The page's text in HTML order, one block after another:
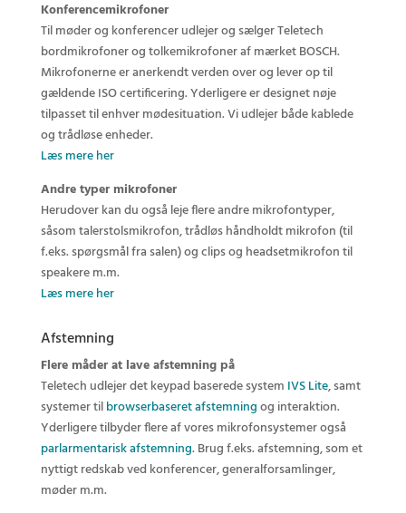
Konferencemikrofoner
Til møder og konferencer udlejer og sælger Teletech
bordmikrofoner og tolkemikrofoner af mærket BOSCH.
Mikrofonerne er anerkendt verden over og lever op til
gældende ISO certificering. Yderligere er designet nøje
tilpasset til enhver mødesituation. Vi udlejer både kablede
og trådløse enheder.
Læs mere her
Andre typer mikrofoner
Herudover kan du også leje flere andre mikrofontyper,
såsom talerstolsmikrofon, trådløs håndholdt mikrofon (til
f.eks. spørgsmål fra salen) og clips og headsetmikrofon til
speakere m.m.
Læs mere her
Afstemning
Flere måder at lave afstemning på
Teletech udlejer det keypad baserede system IVS Lite, samt
systemer tilbrowserbaseret afstemningog interaktion.
Yderligere tilbyder flere af vores mikrofonsystemer også
parlarmentarisk afstemning. Brug f.eks. afstemning, som et
nyttigt redskab ved konferencer, generalforsamlinger,
møder m.m.